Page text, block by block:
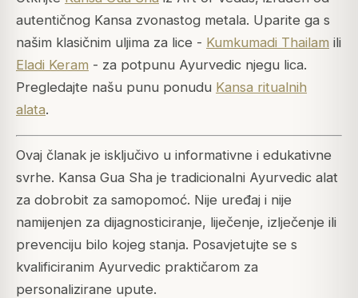
autentičnog Kansa zvonastog metala. Uparite ga s
našim klasičnim uljima za lice - Kumkumadi Thailam ili
Eladi Keram - za potpunu Ayurvedic njegu lica.
Pregledajte našu punu ponudu Kansa ritualnih
alata.
Ovaj članak je isključivo u informativne i edukativne
svrhe. Kansa Gua Sha je tradicionalni Ayurvedic alat
za dobrobit za samopomoć. Nije uređaj i nije
namijenjen za dijagnosticiranje, liječenje, izlječenje ili
prevenciju bilo kojeg stanja. Posavjetujte se s
kvalificiranim Ayurvedic praktičarom za
personalizirane upute.